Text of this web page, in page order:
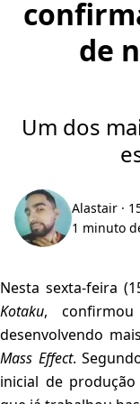
de
Um dos
Alastair ·
1 minuto
Nesta sexta-feira
Kotaku,
desenvolvendo
Mass Effect.
inicial de